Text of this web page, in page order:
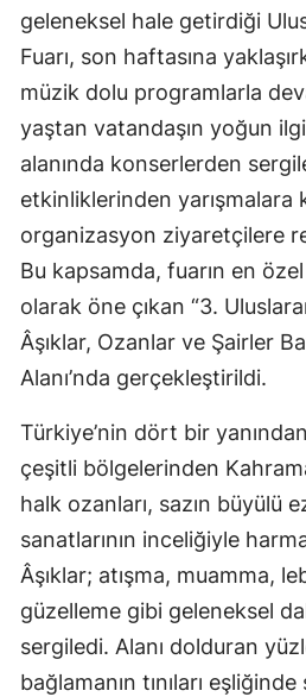
geleneksel hale getirdiği
Fuarı, son haftasına
müzik dolu programlarla
yaştan vatandaşın yoğun
alanında konserlerden
etkinliklerinden yarışmalara
organizasyon ziyaretçilere
Bu kapsamda, fuarın en
olarak öne çıkan “3.
Âşıklar, Ozanlar ve Şairler
Alanı’nda gerçekleştirildi.
Türkiye’nin dört bir
çeşitli bölgelerinden
halk ozanları, sazın büyülü
sanatlarının inceliğiyle
Âşıklar; atışma, muamma,
güzelleme gibi geleneksel
sergiledi. Alanı dolduran
bağlamanın tınıları